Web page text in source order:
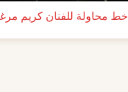
خط محاولة للفنان كريم